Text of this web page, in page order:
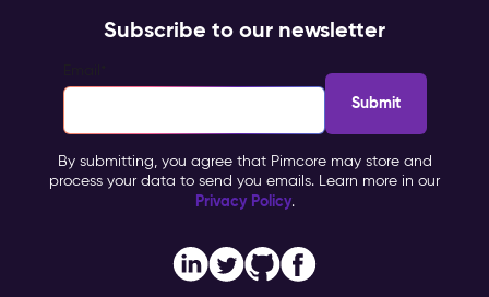
Subscribe to our newsletter
By submitting, you agree that Pimcore may store and
process your data to send you emails. Learn more in our
Privacy Policy.